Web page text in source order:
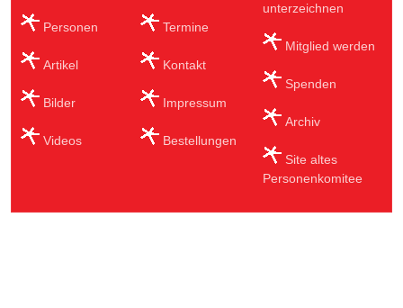
Personen
Artikel
Bilder
Videos
Termine
Kontakt
Impressum
Bestellungen
unterzeichnen
Mitglied werden
Spenden
Archiv
Site altes
Personenkomitee